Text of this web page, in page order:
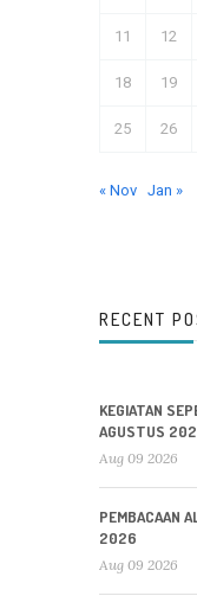
11 12
18 19
25 26
« Nov Jan »
RECENT
KEGIATAN
AGUSTUS
Aug 09 2026
PEMBACAAN
2026
Aug 09 2026